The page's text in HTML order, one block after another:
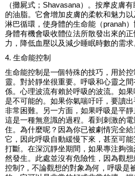
（攤屍式；Shavasana）。按摩皮膚
的油脂。它會增加皮膚的柔軟和魅力
淋巴循環，使身體的生命能（pranah
身體有機會吸收體位法所散發出來的
力，降低血壓以及減少睡眠時數的需求
4. 生命能控制
生命能控制是一個特殊的技巧，用於
靈。對於靜坐很重要。呼吸和心靈之
係。心理波流有賴於呼吸的波流。如
是不可能的。如果你氣喘吁吁，要讀
非常困難。另一方面，如果呼吸是平靜
這是一種無意識的過程。看到刺激的
住。為什麼呢？因為你已被劇情完全
它，因此呼吸自動緩慢下來，甚至可
打斷。在深沉靜坐期間，如果專注夠
然發生。此處並沒有危險性，因為觀
控制?，不論觀想的對象為何，呼吸是